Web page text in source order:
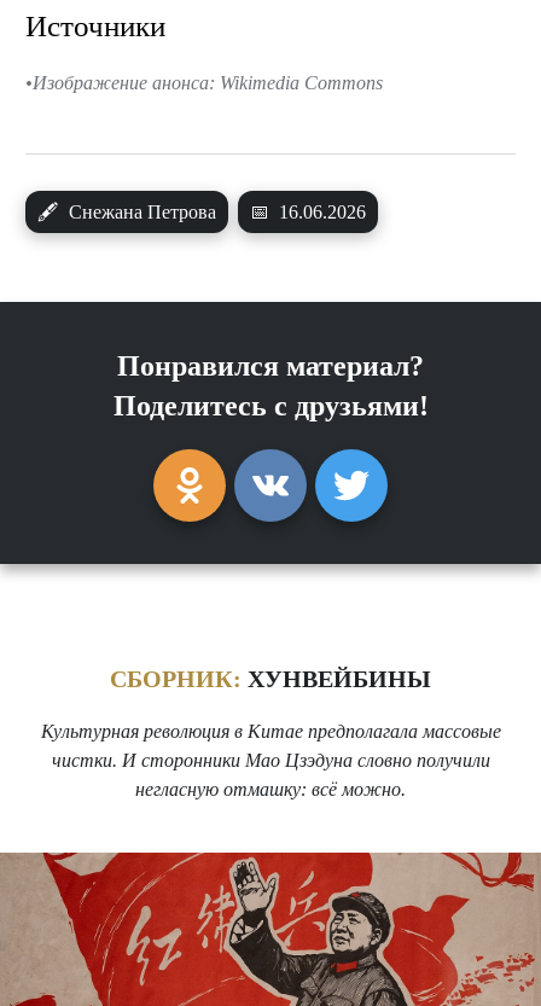
🖋 Снежана Петрова 📅 16.06.2026
Источники
Изображение анонса: Wikimedia Commons
Понравился материал?
Поделитесь с друзьями!
СБОРНИК: ХУНВЕЙБИНЫ
Культурная революция в Китае предполагала массовые
чистки. И сторонники Мао Цзэдуна словно получили
негласную отмашку: всё можно.